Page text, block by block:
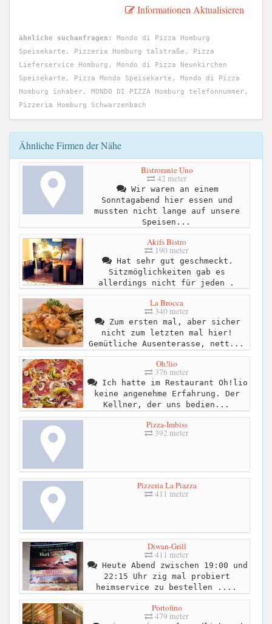
Informationen Aktualisieren
ähnliche suchanfragen:
Mondo di Pizza Homburg
Speisekarte, Pizzeria Homburg talstraße, Pizza
Lieferservice Homburg, Mondo di Pizza Neunkirchen
Speisekarte, Pizza Mondo Speisekarte, Mondo di Pizza
Homburg inhaber, MONDO DI PIZZA Homburg telefonnummer,
Pizzeria Homburg Schwarzenbach
Ähnliche Firmen der Nähe
Bistrorante Uno
42 meter
Wir waren an einem
Sonntagabend hier essen und
mussten nicht lange auf unsere
Speisen...
Akifs Bistro
190 meter
Hat sehr gut geschmeckt.
Sitzmöglichkeiten gab es
allerdings nicht für jeden .
La Brocca
340 meter
Zum ersten mal, aber sicher
nicht zum letzten mal hier!
Gemütliche Ausenterasse, nett...
Oh!lio
376 meter
Ich hatte im Restaurant Oh!lio
keine angenehme Erfahrung. Der
Kellner, der uns bedien...
Pizza-Imbiss
392 meter
Pizzeria La Piazza
411 meter
Diwan-Grill
411 meter
Heute Abend zwischen 19:00 und
22:15 Uhr zig mal probiert
heimservice zu bestellen ....
Portofino
479 meter